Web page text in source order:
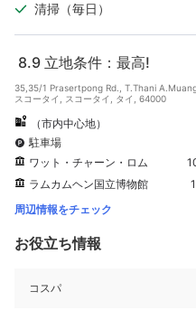
清掃（毎日）
8.9 立地条件：最高!
35,35/1 Prasertpong Rd., T.Thani
スコータイ, スコータイ, タイ, 64000
（市内中心地）
駐車場
ワット・チャーン・ロム
ラムカムヘン国立博物館
周辺情報をチェック
お役立ち情報
コスパ